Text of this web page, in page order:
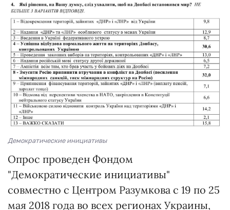
Демократические инициативы
Опрос проведен Фондом
"Демократические инициативы"
совместно с Центром Разумкова с 19 по 25
мая 2018 года во всех регионах Украины,